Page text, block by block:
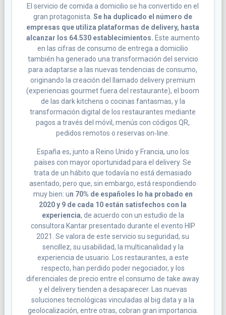
El servicio de comida a domicilio se ha convertido en el
gran protagonista.Se ha duplicado el número de
empresas que utiliza plataformas de delivery, hasta
alcanzar los 64.530 establecimientos. Este aumento
en las cifras de consumo de entrega a domicilio
también ha generado una transformación del servicio
para adaptarse a las nuevas tendencias de consumo,
originando la creación del llamado delivery premium
(experiencias gourmet fuera del restaurante), el boom
de las dark kitchens o cocinas fantasmas, y la
transformación digital de los restaurantes mediante
pagos a través del móvil, menús con códigos QR,
pedidos remotos o reservas on‐line.
España es, junto a Reino Unido y Francia, uno los
países con mayor oportunidad para el delivery. Se
trata de un hábito que todavía no está demasiado
asentado, pero que, sin embargo, está respondiendo
muy bien: un 70% de españoles lo ha probado en
2020 y 9 de cada 10 están satisfechos con la
experiencia, de acuerdo con un estudio de la
consultora Kantar presentado durante el evento HIP
2021. Se valora de este servicio su seguridad, su
sencillez, su usabilidad, la multicanalidad y la
experiencia de usuario. Los restaurantes, a este
respecto, han perdido poder negociador, y los
diferenciales de precio entre el consumo de take away
y el delivery tienden a desaparecer. Las nuevas
soluciones tecnológicas vinculadas al big data y a la
geolocalización, entre otras, cobran gran importancia.